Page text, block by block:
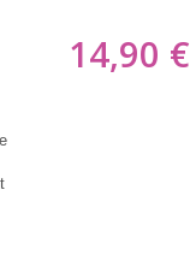
14,90 €